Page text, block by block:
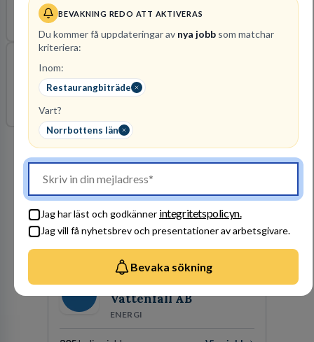
BEVAKNING REDO ATT AKTIVERAS
Du kommer få uppdateringar av nya jobb som matchar
kriteriera:
Inom:
Restaurangbiträde
Vart?
Norrbottens län
Jag har läst och godkänner integritetspolicyn.
Jag vill få nyhetsbrev och presentationer av arbetsgivare.
Bevaka sökning
Arjeplog Hotel Silverhatten AB
Restaurangmedarbetare
Streetfood från Norrbotten AB
Arbetsgivare i fokus
Vattenfall AB
ENERGI